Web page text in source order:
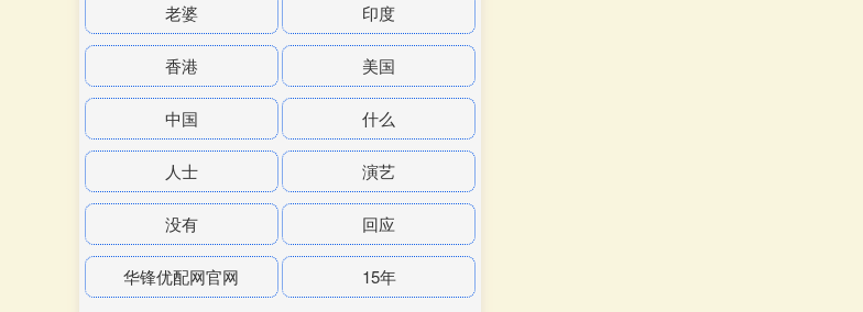
老婆 印度
香港 美国
中国 什么
人士 演艺
没有 回应
华锋优配网官网 15年